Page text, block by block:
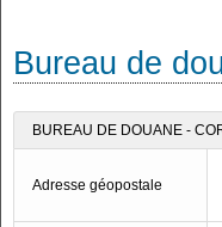
Bureau de
BUREAU DE DOUANE -
Adresse géopostale